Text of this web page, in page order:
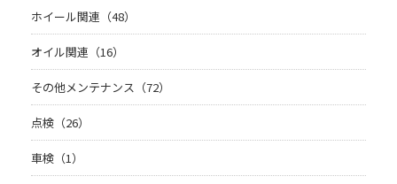
ホイール関連（48）
オイル関連（16）
その他メンテナンス（72）
点検（26）
車検（1）